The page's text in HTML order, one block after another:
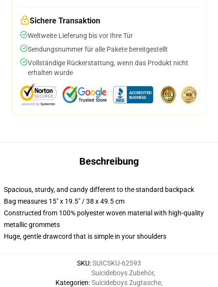
Sichere Transaktion
Weltweite Lieferung bis vor Ihre Tür
Sendungsnummer für alle Pakete bereitgestellt
Vollständige Rückerstattung, wenn das Produkt nicht
erhalten wurde
Beschreibung
Spacious, sturdy, and candy different to the standard backpack
Bag measures 15" x 19.5" / 38 x 49.5 cm
Constructed from 100% polyester woven material with high-quality
metallic grommets
Huge, gentle drawcord that is simple in your shoulders
SKU:SUICSKU-62593
Kategorien:
Suicideboys Zubehör,
Suicideboys Zugtasche,